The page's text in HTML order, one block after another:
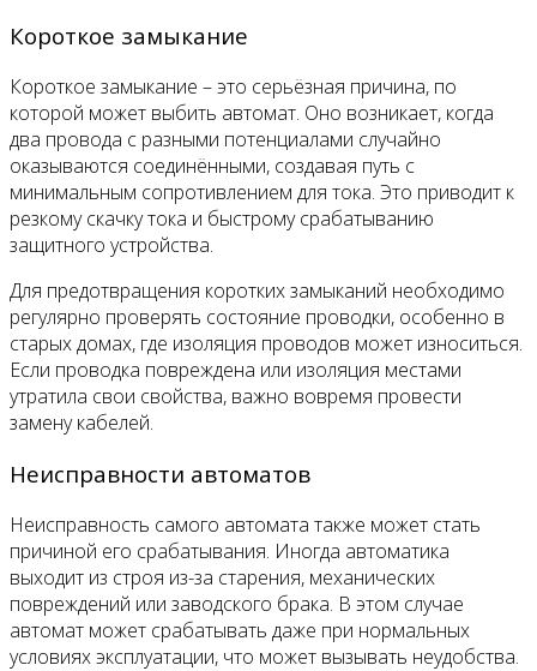
Короткое замыкание
Короткое замыкание – это серьёзная причина, по
которой может выбить автомат. Оно возникает, когда
два провода с разными потенциалами случайно
оказываются соединёнными, создавая путь с
минимальным сопротивлением для тока. Это приводит к
резкому скачку тока и быстрому срабатыванию
защитного устройства.
Для предотвращения коротких замыканий необходимо
регулярно проверять состояние проводки, особенно в
старых домах, где изоляция проводов может износиться.
Если проводка повреждена или изоляция местами
утратила свои свойства, важно вовремя провести
замену кабелей.
Неисправности автоматов
Неисправность самого автомата также может стать
причиной его срабатывания. Иногда автоматика
выходит из строя из-за старения, механических
повреждений или заводского брака. В этом случае
автомат может срабатывать даже при нормальных
условиях эксплуатации, что может вызывать неудобства.